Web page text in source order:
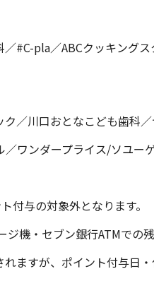
#C-pla／ABCクッキング
／川口おとなこども歯科
ワンダープライス/ソユー
付与の対象外となります。
機・セブン銀行ATMでの
ますが、ポイント付与日